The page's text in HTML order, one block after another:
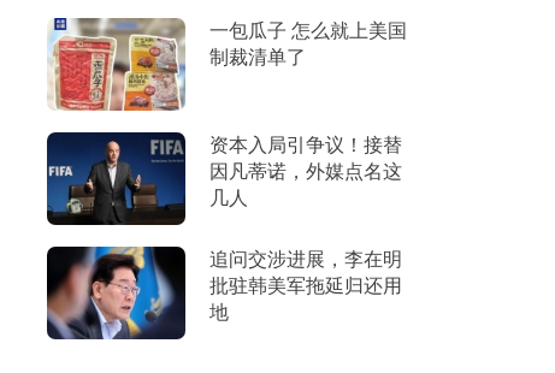
一包瓜子 怎么就上美国
制裁清单了
资本入局引争议！接替
因凡蒂诺，外媒点名这
几人
追问交涉进展，李在明
批驻韩美军拖延归还用
地